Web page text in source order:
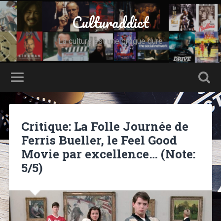
Culturaddict
La culture est une drogue dure
Critique: La Folle Journée de
Ferris Bueller, le Feel Good
Movie par excellence… (Note:
5/5)